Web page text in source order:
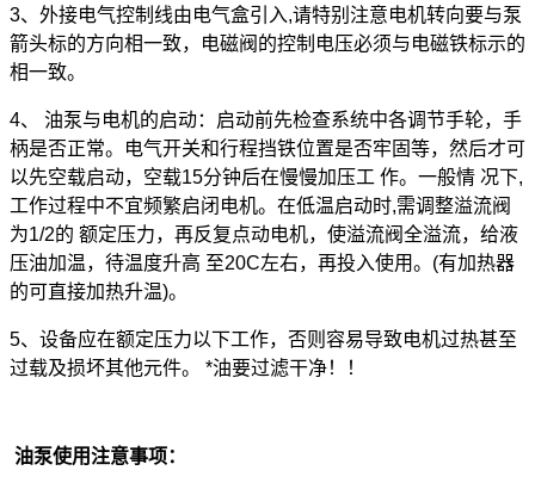
3、外接电气控制线由电气盒引入,请特别注意电机转向要与泵
箭头标的方向相一致，电磁阀的控制电压必须与电磁铁标示的
相一致。
4、 油泵与电机的启动：启动前先检查系统中各调节手轮，手
柄是否正常。电气开关和行程挡铁位置是否牢固等，然后才可
以先空载启动，空载15分钟后在慢慢加压工 作。一般情 况下,
工作过程中不宜频繁启闭电机。在低温启动时,需调整溢流阀
为1/2的 额定压力，再反复点动电机，使溢流阀全溢流，给液
压油加温，待温度升高 至20C左右，再投入使用。(有加热器
的可直接加热升温)。
5、设备应在额定压力以下工作，否则容易导致电机过热甚至
过载及损坏其他元件。 *油要过滤干净！！
油泵使用注意事项：